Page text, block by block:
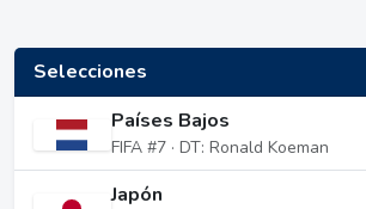
Selecciones
Países Bajos
FIFA #7 · DT: Ronald Koeman
Japón